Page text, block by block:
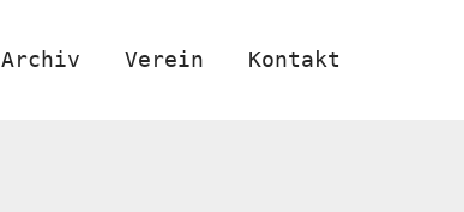
Archiv Verein Kontakt